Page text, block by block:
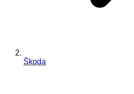
Škoda